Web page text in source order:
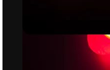
Copyright © 2010-